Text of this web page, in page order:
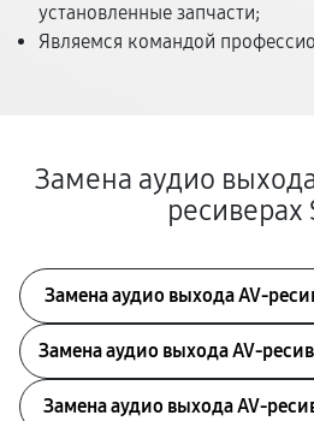
установленные запчасти;
Являемся командой
Замена аудио
ресиверах
Замена аудио выхода AV-
Замена аудио выхода AV-
Замена аудио выхода AV-